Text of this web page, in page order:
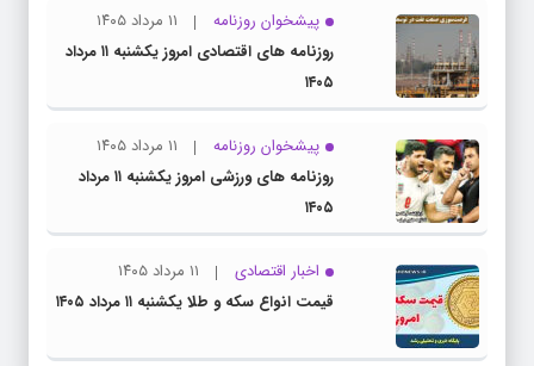
پیشخوان روزنامه
۱۱ مرداد ۱۴۰۵
روزنامه های اقتصادی امروز یکشنبه ۱۱ مرداد
۱۴۰۵
پیشخوان روزنامه
۱۱ مرداد ۱۴۰۵
روزنامه های ورزشی امروز یکشنبه ۱۱ مرداد
۱۴۰۵
اخبار اقتصادی
۱۱ مرداد ۱۴۰۵
قیمت انواع سکه و طلا یکشنبه ۱۱ مرداد ۱۴۰۵